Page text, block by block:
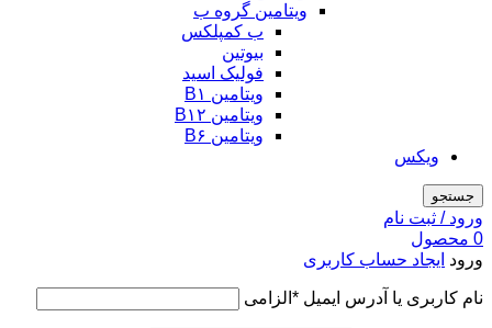
ویتامین گروه ب
ب کمپلکس
بیوتین
فولیک اسید
ویتامین B۱
ویتامین B۱۲
ویتامین B۶
ویکس
جستجو
ورود / ثبت نام
0 محصول
ورود ایجاد حساب کاربری
نام کاربری یا آدرس ایمیل * الزامی